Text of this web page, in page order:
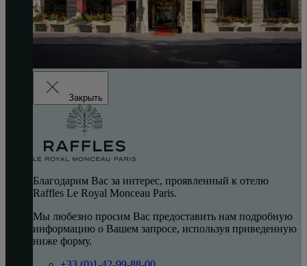
Закрыть
Благодарим Вас за интерес, проявленный к отелю
Raffles Le Royal Monceau Paris.
Мы любезно просим Вас предоставить нам подробную
информацию о Вашем запросе, используя приведенную
ниже форму.